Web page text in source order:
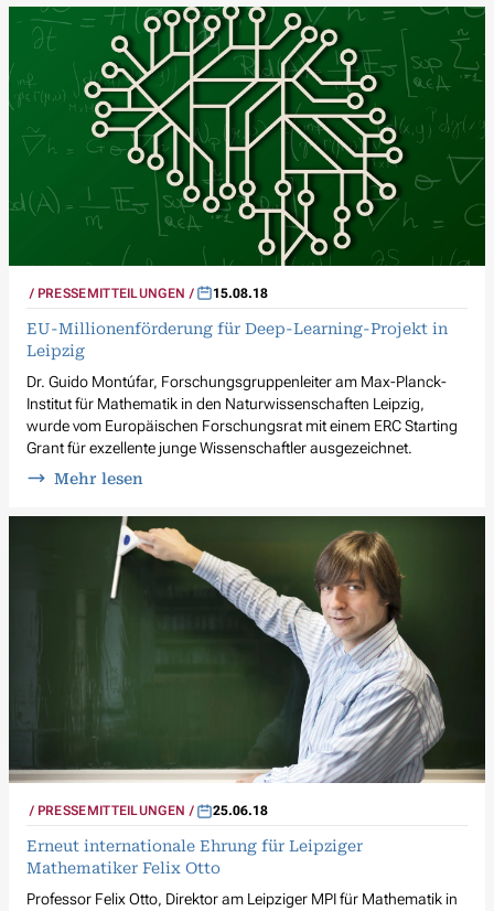
PRESSEMITTEILUNGEN 15.08.18
EU-Millionenförderung für Deep-Learning-Projekt in
Leipzig
Dr. Guido Montúfar, Forschungsgruppenleiter am Max-Planck-
Institut für Mathematik in den Naturwissenschaften Leipzig,
wurde vom Europäischen Forschungsrat mit einem ERC Starting
Grant für exzellente junge Wissenschaftler ausgezeichnet.
Mehr lesen
PRESSEMITTEILUNGEN 25.06.18
Erneut internationale Ehrung für Leipziger
Mathematiker Felix Otto
Professor Felix Otto, Direktor am Leipziger MPI für Mathematik in